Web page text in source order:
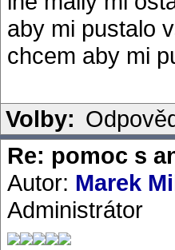
aby mi pustalo
chcem aby mi
Volby:
Re: pomoc s
Autor: Marek
Administrátor